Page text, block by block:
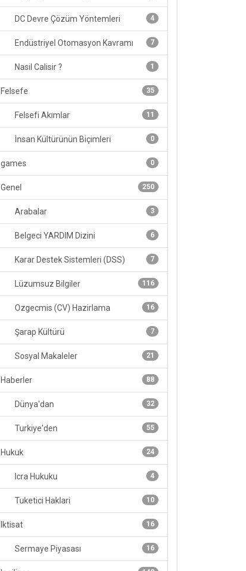
4
DC Devre Çözüm Yöntemleri
7
Endüstriyel Otomasyon Kavramı
1
Nasil Calisir ?
35
Felsefe
11
Felsefi Akımlar
0
İnsan Kültürünün Biçimleri
0
games
250
Genel
3
Arabalar
6
Belgeci YARDIM Dizini
7
Karar Destek Sistemleri (DSS)
116
Lüzumsuz Bilgiler
16
Ozgecmis (CV) Hazirlama
7
Şarap Kültürü
21
Sosyal Makaleler
88
Haberler
32
Dünya'dan
55
Turkiye'den
24
Hukuk
4
Icra Hukuku
10
Tuketici Haklari
16
Iktisat
16
Sermaye Piyasası